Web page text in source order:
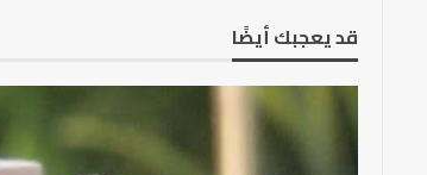
قد يعجبك أيضًا